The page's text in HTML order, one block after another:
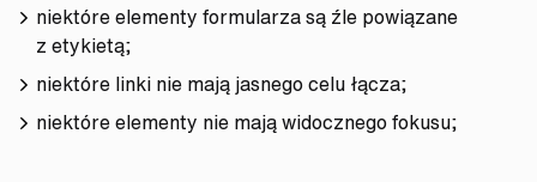
niektóre elementy formularza są źle powiązane
z etykietą;
niektóre linki nie mają jasnego celu łącza;
niektóre elementy nie mają widocznego fokusu;